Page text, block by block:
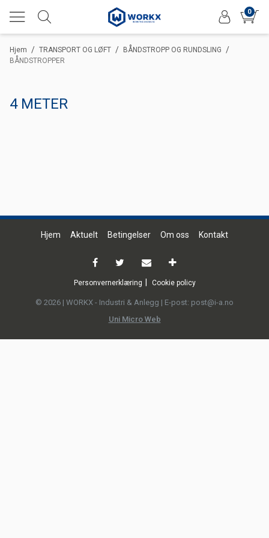
0
/
Hjem /
TRANSPORT OG LØFT /
BÅNDSTROPP OG RUNDSLING
BÅNDSTROPPER
4 METER
Hjem Aktuelt Betingelser Om oss Kontakt
Personvernerklæring Cookie policy
© 2026 | WORKX - Industri & Anlegg | E-post: post@i-a.no
Uni Micro Web